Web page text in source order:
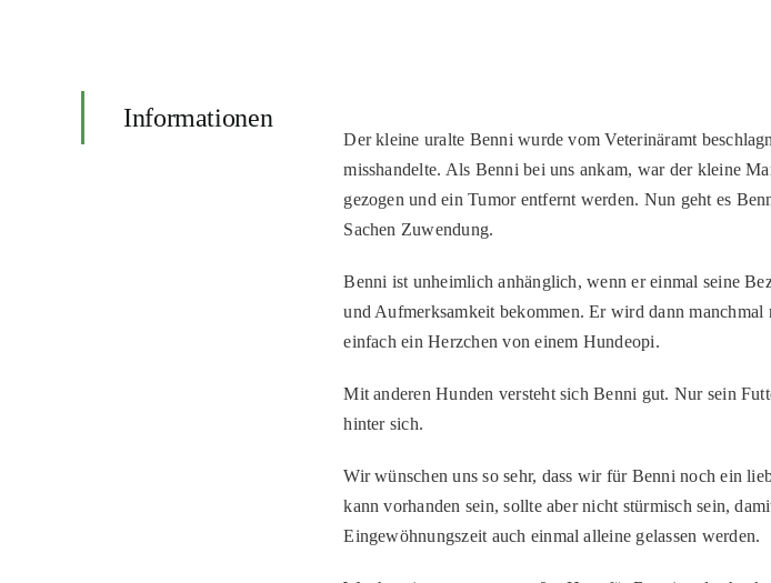
Informationen
Der kleine uralte Benni wurde vom Veterinäramt
misshandelte. Als Benni bei uns ankam, war der kleine
gezogen und ein Tumor entfernt werden. Nun geht es
Sachen Zuwendung.
Benni ist unheimlich anhänglich, wenn er einmal seine
und Aufmerksamkeit bekommen. Er wird dann
einfach ein Herzchen von einem Hundeopi.
Mit anderen Hunden versteht sich Benni gut. Nur sein
hinter sich.
Wir wünschen uns so sehr, dass wir für Benni noch ein
kann vorhanden sein, sollte aber nicht stürmisch sein,
Eingewöhnungszeit auch einmal alleine gelassen werden.